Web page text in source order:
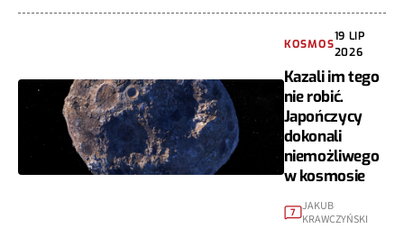
KOSMOS
19 LIP
2026
Kazali im tego
nie robić.
Japończycy
dokonali
niemożliwego
w kosmosie
7 JAKUB
KRAWCZYŃSKI